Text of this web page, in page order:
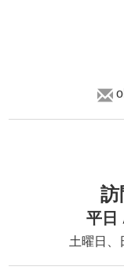
訪
平日
土曜日、